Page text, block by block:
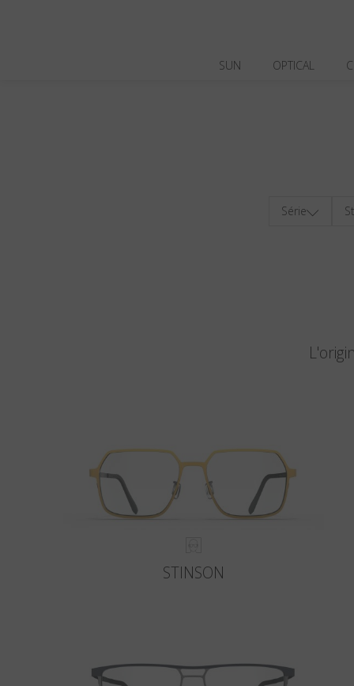
SUN OPTICAL
Série
STINSON